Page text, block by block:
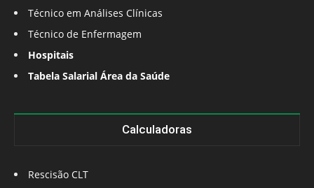
Técnico em Análises Clínicas
Técnico de Enfermagem
Hospitais
Tabela Salarial Área da Saúde
Calculadoras
Rescisão CLT